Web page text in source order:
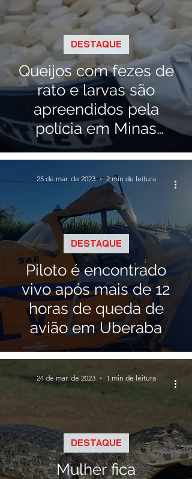
Queijos com fezes de
rato e larvas são
apreendidos pela
polícia em Minas
Gerais
DESTAQUE
Piloto é encontrado
vivo após mais de 12
horas de queda de
avião em Uberaba
DESTAQUE
25 de mar. de 2023 2 min de leitura
Mulher fica
DESTAQUE
24 de mar. de 2023 1 min de leitura